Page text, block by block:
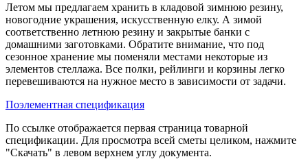
Летом мы предлагаем хранить в кладовой зимнюю резину,
новогодние украшения, искусственную елку. А зимой
соответственно летнюю резину и закрытые банки с
домашними заготовками. Обратите внимание, что под
сезонное хранение мы поменяли местами некоторые из
элементов стеллажа. Все полки, рейлинги и корзины легко
перевешиваются на нужное место в зависимости от задачи.
Поэлементная спецификация
По ссылке отображается первая страница товарной
спецификации. Для просмотра всей сметы целиком, нажмите
"Скачать" в левом верхнем углу документа.